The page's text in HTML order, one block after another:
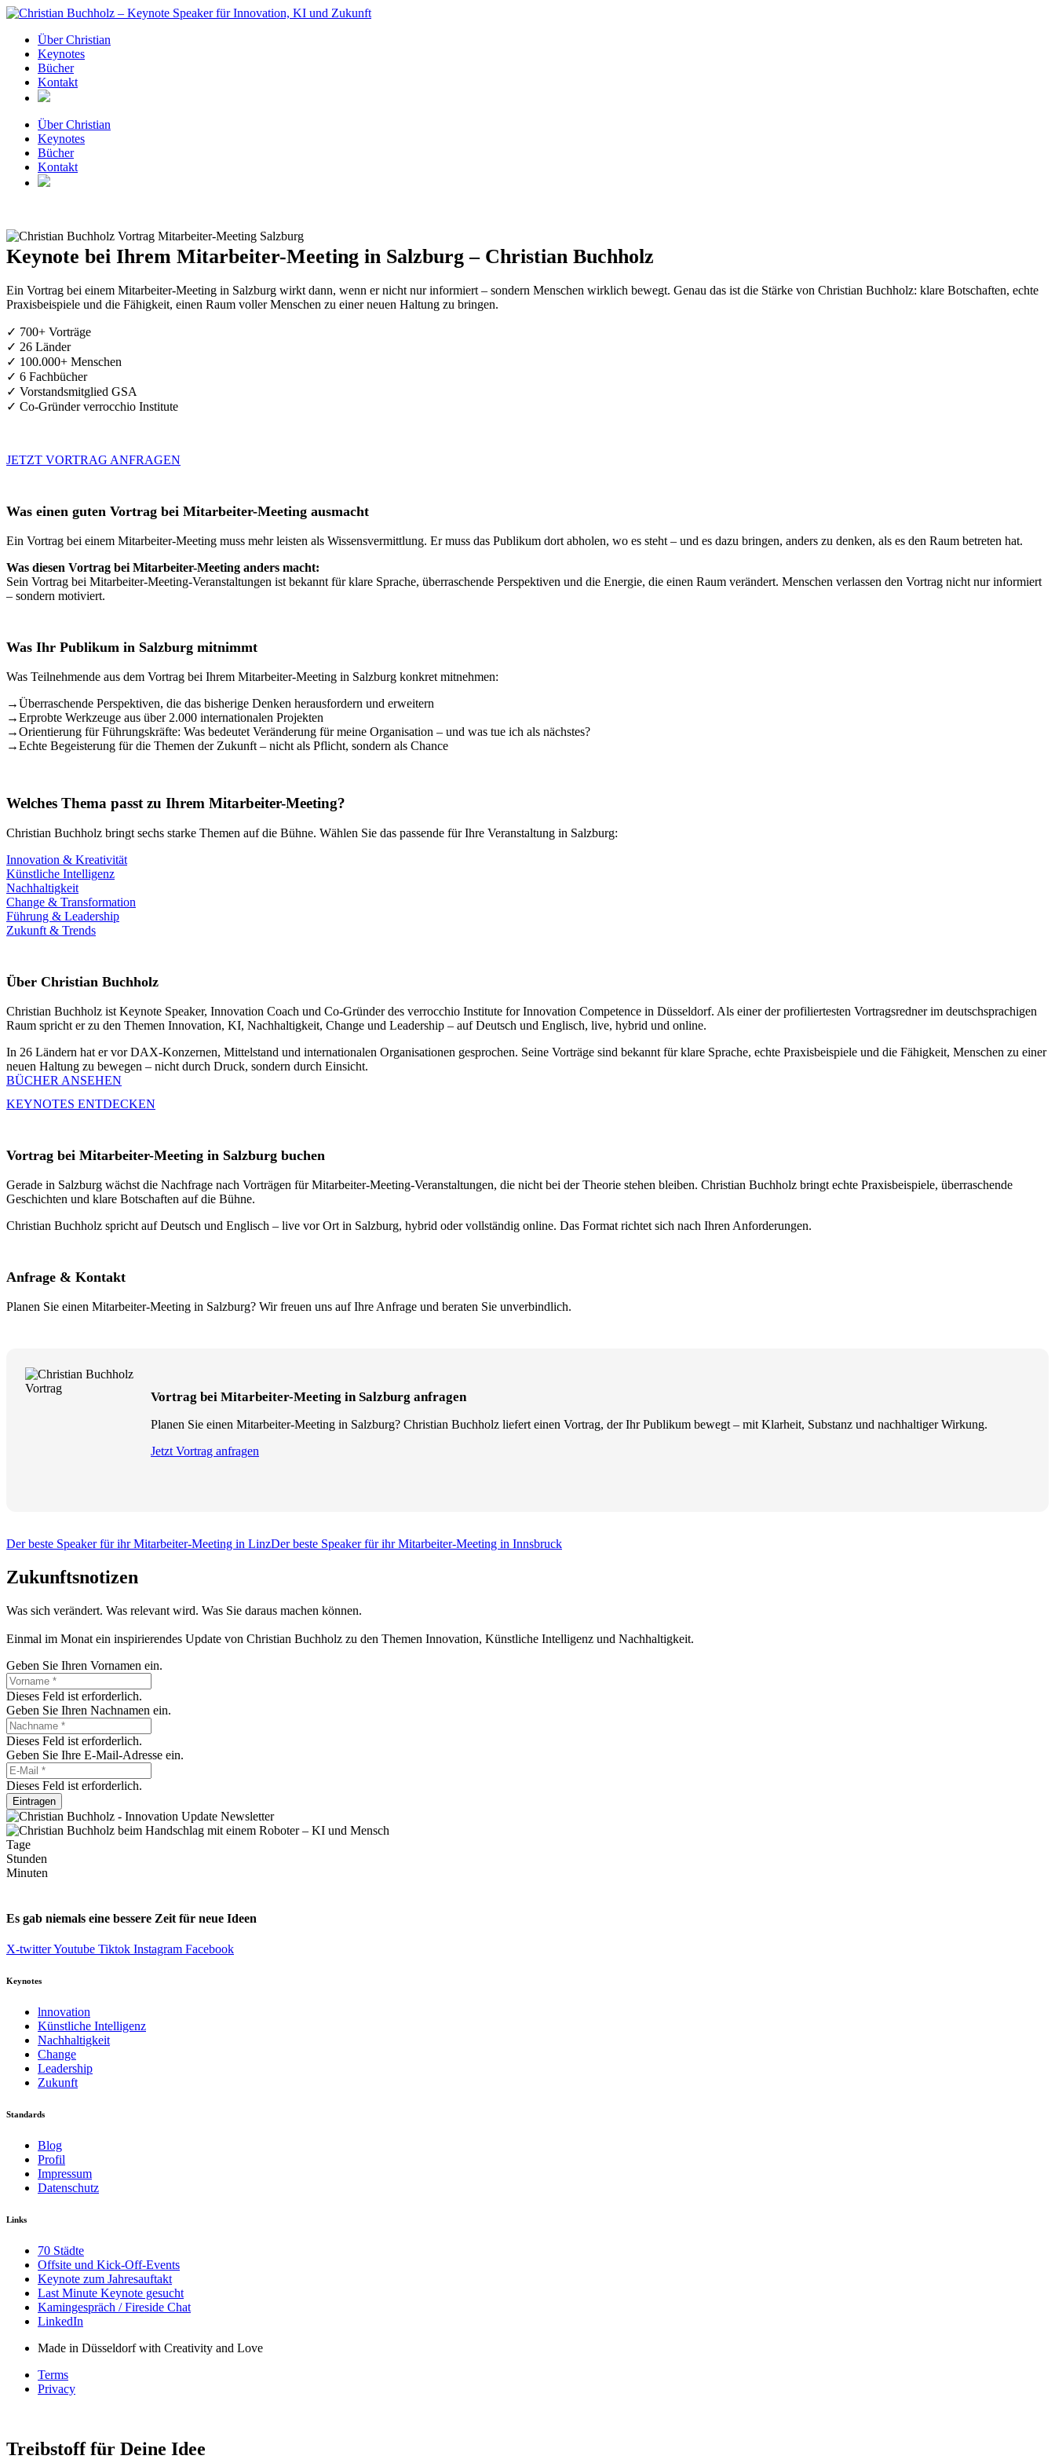
Zum
springenÜber Christian
Keynotes
Bücher
Kontakt
Über Christian
Keynotes
Bücher
Kontakt
Keynote bei Ihrem Mitarbeiter-Meeting in Salzburg – Christian Buchholz
Ein Vortrag bei einem Mitarbeiter-Meeting in Salzburg wirkt dann, wenn er nicht nur informiert – sondern Menschen wirklich bewegt. Genau das ist die Stärke von Christian Buchholz: klare Botschaften, echte
Praxisbeispiele und die Fähigkeit, einen Raum voller Menschen zu einer neuen Haltung zu bringen.
✓ 700+ Vorträge
✓ 26 Länder
✓ 100.000+ Menschen
✓ 6 Fachbücher
✓ Vorstandsmitglied GSA
✓ Co-Gründer verrocchio Institute
JETZT VORTRAG ANFRAGEN
Was einen guten Vortrag bei Mitarbeiter-Meeting ausmacht
Ein Vortrag bei einem Mitarbeiter-Meeting muss mehr leisten als Wissensvermittlung. Er muss das Publikum dort abholen, wo es steht – und es dazu bringen, anders zu denken, als es den Raum betreten hat.
Was diesen Vortrag bei Mitarbeiter-Meeting anders macht:
Sein Vortrag bei Mitarbeiter-Meeting-Veranstaltungen ist bekannt für klare Sprache, überraschende Perspektiven und die Energie, die einen Raum verändert. Menschen verlassen den Vortrag nicht nur informiert
– sondern motiviert.
Was Ihr Publikum in Salzburg mitnimmt
Was Teilnehmende aus dem Vortrag bei Ihrem Mitarbeiter-Meeting in Salzburg konkret mitnehmen:
→Überraschende Perspektiven, die das bisherige Denken herausfordern und erweitern
→Erprobte Werkzeuge aus über 2.000 internationalen Projekten
→Orientierung für Führungskräfte: Was bedeutet Veränderung für meine Organisation – und was tue ich als nächstes?
→Echte Begeisterung für die Themen der Zukunft – nicht als Pflicht, sondern als Chance
Welches Thema passt zu Ihrem Mitarbeiter-Meeting?
Christian Buchholz bringt sechs starke Themen auf die Bühne. Wählen Sie das passende für Ihre Veranstaltung in Salzburg:
Innovation & Kreativität
Künstliche Intelligenz
Nachhaltigkeit
Change & Transformation
Führung & Leadership
Zukunft & Trends
Über Christian Buchholz
Christian Buchholz ist Keynote Speaker, Innovation Coach und Co-Gründer des verrocchio Institute for Innovation Competence in Düsseldorf. Als einer der profiliertesten Vortragsredner im deutschsprachigen
Raum spricht er zu den Themen Innovation, KI, Nachhaltigkeit, Change und Leadership – auf Deutsch und Englisch, live, hybrid und online.
In 26 Ländern hat er vor DAX-Konzernen, Mittelstand und internationalen Organisationen gesprochen. Seine Vorträge sind bekannt für klare Sprache, echte Praxisbeispiele und die Fähigkeit, Menschen zu einer
neuen Haltung zu bewegen – nicht durch Druck, sondern durch Einsicht.
BÜCHER ANSEHEN
KEYNOTES ENTDECKEN
Vortrag bei Mitarbeiter-Meeting in Salzburg buchen
Gerade in Salzburg wächst die Nachfrage nach Vorträgen für Mitarbeiter-Meeting-Veranstaltungen, die nicht bei der Theorie stehen bleiben. Christian Buchholz bringt echte Praxisbeispiele, überraschende
Geschichten und klare Botschaften auf die Bühne.
Christian Buchholz spricht auf Deutsch und Englisch – live vor Ort in Salzburg, hybrid oder vollständig online. Das Format richtet sich nach Ihren Anforderungen.
Anfrage & Kontakt
Planen Sie einen Mitarbeiter-Meeting in Salzburg? Wir freuen uns auf Ihre Anfrage und beraten Sie unverbindlich.
Vortrag bei Mitarbeiter-Meeting in Salzburg anfragen
Planen Sie einen Mitarbeiter-Meeting in Salzburg? Christian Buchholz liefert einen Vortrag, der Ihr Publikum bewegt – mit Klarheit, Substanz und nachhaltiger Wirkung.
Jetzt Vortrag anfragen
Der beste Speaker für ihr Mitarbeiter-Meeting in LinzDer beste Speaker für ihr Mitarbeiter-Meeting in Innsbruck
Zukunftsnotizen
Was sich verändert. Was relevant wird. Was Sie daraus machen können.
Einmal im Monat ein inspirierendes Update von Christian Buchholz zu den Themen Innovation, Künstliche Intelligenz und Nachhaltigkeit.
Geben Sie Ihren Vornamen ein.
Dieses Feld ist erforderlich.
Geben Sie Ihren Nachnamen ein.
Dieses Feld ist erforderlich.
Geben Sie Ihre E-Mail-Adresse ein.
Dieses Feld ist erforderlich.
Eintragen
Tage
Stunden
Minuten
Es gab niemals eine bessere Zeit für neue Ideen
X-twitterYoutube Tiktok Instagram Facebook
Keynotes
lnnovation
Künstliche Intelligenz
Nachhaltigkeit
Change
Leadership
Zukunft
Standards
Blog
Profil
Impressum
Datenschutz
Links
70 Städte
Offsite und Kick-Off-Events
Keynote zum Jahresauftakt
Last Minute Keynote gesucht
Kamingespräch / Fireside Chat
LinkedIn
Made in Düsseldorf with Creativity and Love
Terms
Privacy
Treibstoff für Deine Idee